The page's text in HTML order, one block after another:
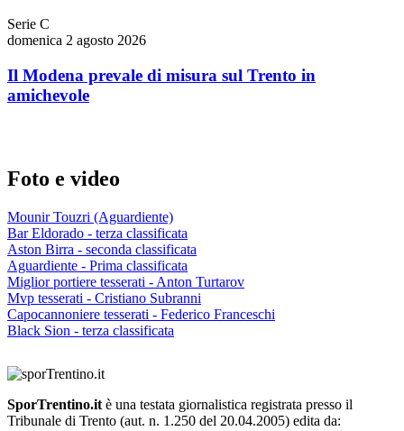
Serie C
domenica 2 agosto 2026
Il Modena prevale di misura sul Trento in
amichevole
Foto e video
Mounir Touzri (Aguardiente)
Bar Eldorado - terza classificata
Aston Birra - seconda classificata
Aguardiente - Prima classificata
Miglior portiere tesserati - Anton Turtarov
Mvp tesserati - Cristiano Subranni
Capocannoniere tesserati - Federico Franceschi
Black Sion - terza classificata
SporTrentino.it è una testata giornalistica registrata presso il
Tribunale di Trento (aut. n. 1.250 del 20.04.2005) edita da: